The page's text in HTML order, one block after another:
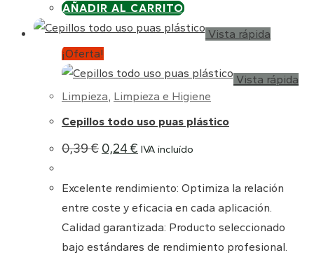
AÑADIR AL CARRITO
Vista rápida
¡Oferta!
Vista rápida
Limpieza, Limpieza e Higiene
Cepillos todo uso puas plástico
0,39€ El
precio
era:
0,39 €.
0,24 € El
precio
es:
0,24 €.
IVA incluído
Excelente rendimiento: Optimiza la relación
entre coste y eficacia en cada aplicación.
Calidad garantizada: Producto seleccionado
bajo estándares de rendimiento profesional.